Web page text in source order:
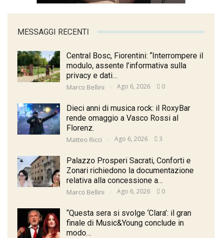
MESSAGGI RECENTI
Central Bosc, Fiorentini: “Interrompere il
modulo, assente l’informativa sulla
privacy e dati…
Marco Bellini Ago 6, 2026 0
Dieci anni di musica rock: il RoxyBar
rende omaggio a Vasco Rossi al
Florenz.
Matteo Ricci Ago 6, 2026 3
Palazzo Prosperi Sacrati, Conforti e
Zonari richiedono la documentazione
relativa alla concessione a…
Marco Bellini Ago 6, 2026 0
“Questa sera si svolge ‘Clara’: il gran
finale di Music&Young conclude in
modo…